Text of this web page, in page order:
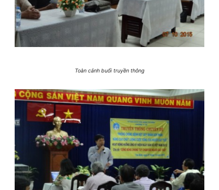
Toàn cảnh buổi truyền thông